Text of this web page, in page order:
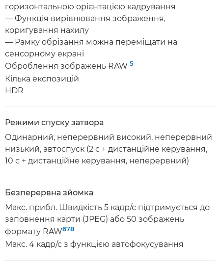
горизонтальною орієнтацією кадрування
— Функція вирівнювання зображення,
коригування нахилу
— Рамку обрізання можна переміщати на
сенсорному екрані
Оброблення зображень RAW 5
Кілька експозицій
HDR
Режими спуску затвора
Одинарний, неперервний високий, неперервний
низький, автоспуск (2 с + дистанційне керування,
10 с + дистанційне керування, неперервний)
Безперервна зйомка
Макс. прибл. Швидкість 5 кадр/с підтримується до
заповнення карти (JPEG) або 50 зображень
формату RAW678
Макс. 4 кадр/с з функцією автофокусування